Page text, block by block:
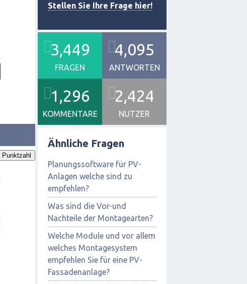
Punktzahl
Stellen Sie Ihre Frage hier!
3,449
FRAGEN
4,095
ANTWORTEN
1,296
KOMMENTARE
2,424
NUTZER
Ähnliche Fragen
Planungssoftware für PV-
Anlagen welche sind zu
empfehlen?
Was sind die Vor-und
Nachteile der Montagearten?
Welche Module und vor allem
welches Montagesystem
empfehlen Sie für eine PV-
Fassadenanlage?